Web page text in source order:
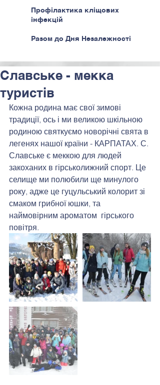
Профілактика кліщових
інфекцій
Разом до Дня Незалежності
Славське - мекка
туристів
Кожна родина має свої зимові
традиції, ось і ми великою шкільною
родиною святкуємо новорічні свята в
легенях нашої країни - КАРПАТАХ. С.
Славське є меккою для людей
закоханих в гірськолижний спорт. Це
селище ми полюбили ще минулого
року, адже це гуцульський колорит зі
смаком грибної юшки, та
наймовірним ароматом  гірського
повітря.